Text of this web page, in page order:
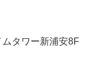
タワー新浦安8F